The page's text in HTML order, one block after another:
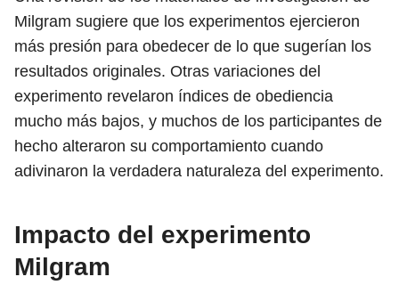
Milgram sugiere que los experimentos ejercieron
más presión para obedecer de lo que sugerían los
resultados originales. Otras variaciones del
experimento revelaron índices de obediencia
mucho más bajos, y muchos de los participantes de
hecho alteraron su comportamiento cuando
adivinaron la verdadera naturaleza del experimento.
Impacto del experimento
Milgram